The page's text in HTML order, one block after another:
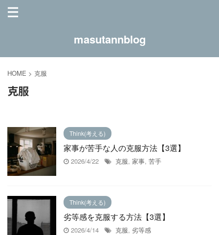
masutannblog
HOME > 克服
克服
Think(考える)
家事が苦手な人の克服方法【3選】
2026/4/22 克服, 家事, 苦手
Think(考える)
劣等感を克服する方法【3選】
2026/4/14 克服, 劣等感